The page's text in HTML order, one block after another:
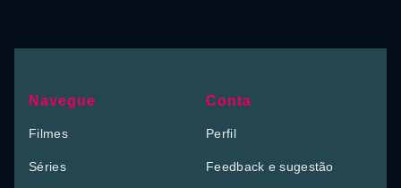
Navegue
Filmes
Séries
Conta
Perfil
Feedback e sugestão